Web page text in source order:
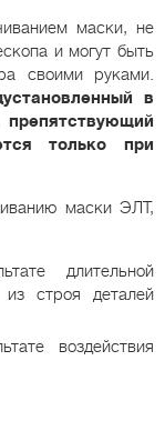
маски, не
и могут быть
своими руками.
в
препятствующий
только при
маски ЭЛТ,
длительной
из строя деталей
воздействия